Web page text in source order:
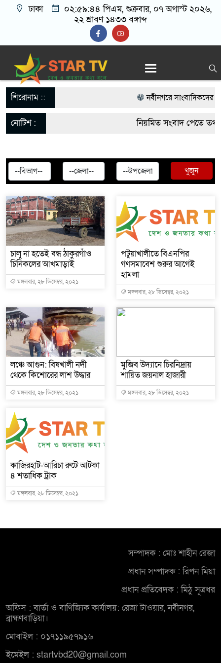
ঢাকা ০২:৫৯:৪৪ পিএম, শুক্রবার, ০৭ অগাস্ট ২০২৬,
২২ শ্রাবণ ১৪৩৩ বঙ্গাব্দ
শিরোনাম ::
নবীনগরে সাংবাদিকদের
বিএনপি নেতা মাসুদ রানা’র
আটক
নবীনগরে সন্ত্রাসীদের
নবীনগরের খাগাতুয়া গ্রামে
ছোট ভাই গ্রেফতার
নিয়োমিত অফিস করেন না
নবীনগরে অটোরিকশা
নবীনগরে ধান মাড়াই
নবীনগরে জনবান্ধব তিন
নোটিশ :
নিয়মিত সংবাদ পেতে
খুজুন
চালু না হতেই বন্ধ ঠাকুরগাঁও
চিনিকলের আখমাড়াই
মঙ্গলবার, ২৮ ডিসেম্বর, ২০২১
পটুয়াখালীতে বিএনপির
গণসমাবেশ শুরুর আগেই
হামলা
মঙ্গলবার, ২৮ ডিসেম্বর, ২০২১
লঞ্চে আগুন: বিষখালী নদী
থেকে কিশোরের লাশ উদ্ধার
মঙ্গলবার, ২৮ ডিসেম্বর, ২০২১
মুজিব উদ্যানে চিরনিদ্রায়
শায়িত জয়নাল হাজারী
মঙ্গলবার, ২৮ ডিসেম্বর, ২০২১
কাজিরহাট-আরিচা রুটে আটকা
৪ শতাধিক ট্রাক
মঙ্গলবার, ২৮ ডিসেম্বর, ২০২১
সম্পাদক : মোঃ শাহীন রেজা
প্রধান সম্পাদক : রিপন মিয়া
প্রধান প্রতিবেদক : মিঠু সূত্রধর
অফিস : বার্তা ও বাণিজ্যিক কার্যালয়: রেজা টাওয়ার, নবীনগর,
ব্রাহ্মণবাড়িয়া।
মোবাইল : ০১৭১১৯৫৭৯১৬
ইমেইল : startvbd20@gmail.com